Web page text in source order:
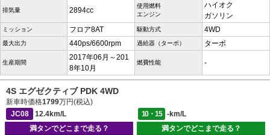
排気量 2894cc
使用燃料
エンジン
ハイオク
ガソリン
ミッション フロア8AT 駆動方式 4WD
最大出力 440ps/6600rpm 過給器（ターボ） ターボ
生産期間
2017年06月～201
8年10月
燃費性能 -
4S エグゼクティブ PDK 4WD
新車時価格1799万円(税込)
JC08
12.4km/L 10・15
-km/L
満タンでどこまで走る？
満タンでどこまで走る？